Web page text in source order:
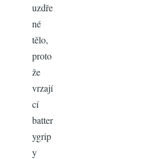
uzdře
né
tělo,
proto
že
vrzají
cí
batter
ygrip
y